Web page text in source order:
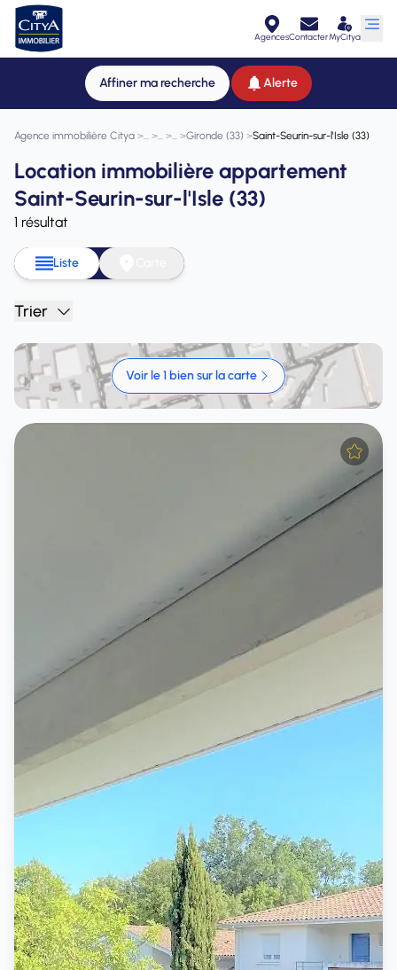
AgencesContacterMyCitya
Affiner ma recherche Alerte
Agence immobilière Citya > > > >Gironde (33) >Saint-Seurin-sur-l'Isle (33)
Location immobilière appartement
Saint-Seurin-sur-l'Isle (33)
1 résultat
Liste
Trier
Voir le 1 bien sur la carte